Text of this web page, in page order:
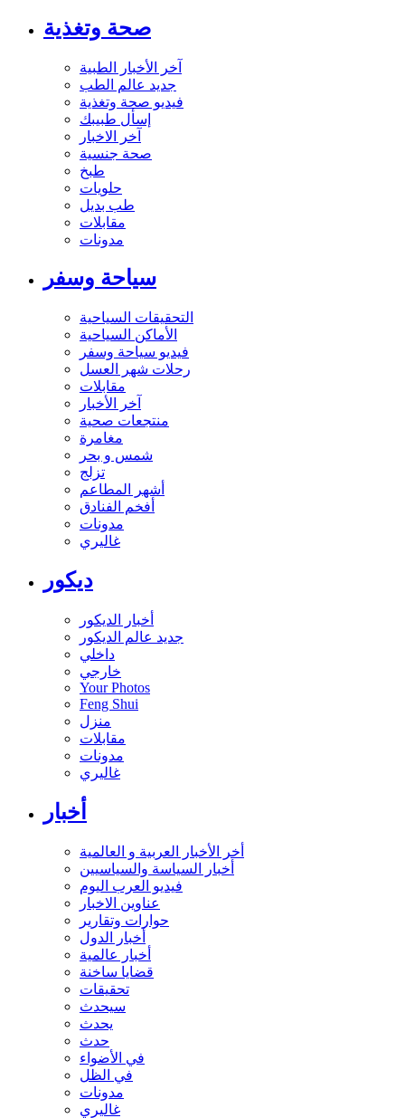
صحة وتغذية
آخر الأخبار الطبية
جديد عالم الطب
فيديو صحة وتغذية
إسأل طبيبك
آخر الاخبار
صحة جنسية
طبخ
حلويات
طب بديل
مقابلات
مدونات
سياحة وسفر
التحقيقات السياحية
الأماكن السياحية
فيديو سياحة وسفر
رحلات شهر العسل
مقابلات
آخر الأخبار
منتجعات صحية
مغامرة
شمس و بحر
تزلج
أشهر المطاعم
أفخم الفنادق
مدونات
غاليري
ديكور
أخبار الديكور
جديد عالم الديكور
داخلي
خارجي
Your Photos
Feng Shui
منزل
مقابلات
مدونات
غاليري
أخبار
أخر الأخبار العربية و العالمية
أخبار السياسة والسياسيين
فيديو العرب اليوم
عناوين الاخبار
حوارات وتقارير
أخبار الدول
أخبار عالمية
قضايا ساخنة
تحقيقات
سيحدث
يحدث
حدث
في الأضواء
في الظل
مدونات
غاليري